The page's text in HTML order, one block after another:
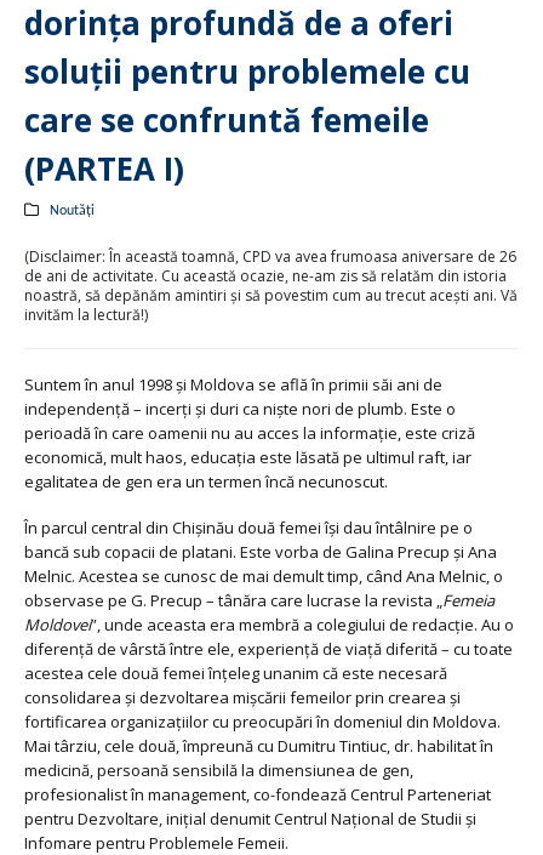
dorința profundă de a oferi
soluții pentru problemele cu
care se confruntă femeile
(PARTEA I)
Noutăți
(Disclaimer: În această toamnă, CPD va avea frumoasa aniversare de 26
de ani de activitate. Cu această ocazie, ne-am zis să relatăm din istoria
noastră, să depănăm amintiri și să povestim cum au trecut acești ani. Vă
invităm la lectură!)
Suntem în anul 1998 și Moldova se află în primii săi ani de
independență – incerți și duri ca niște nori de plumb. Este o
perioadă în care oamenii nu au acces la informație, este criză
economică, mult haos, educația este lăsată pe ultimul raft, iar
egalitatea de gen era un termen încă necunoscut.
În parcul central din Chișinău două femei își dau întâlnire pe o
bancă sub copacii de platani. Este vorba de Galina Precup și Ana
Melnic. Acestea se cunosc de mai demult timp, când Ana Melnic, o
observase pe G. Precup – tânăra care lucrase la revista „Femeia
Moldovei”, unde aceasta era membră a colegiului de redacție. Au o
diferență de vârstă între ele, experiență de viață diferită – cu toate
acestea cele două femei înțeleg unanim că este necesară
consolidarea și dezvoltarea mișcării femeilor prin crearea și
fortificarea organizațiilor cu preocupări în domeniul din Moldova.
Mai târziu, cele două, împreună cu Dumitru Tintiuc, dr. habilitat în
medicină, persoană sensibilă la dimensiunea de gen,
profesionalist în management, co-fondează Centrul Parteneriat
pentru Dezvoltare, inițial denumit Centrul Național de Studii și
Infomare pentru Problemele Femeii.